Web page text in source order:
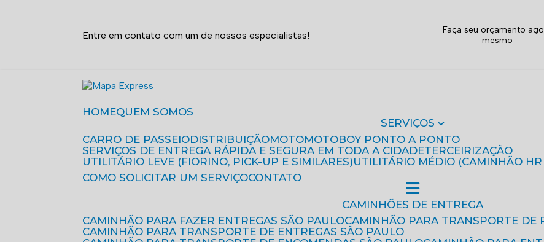
Entre em contato com um de nossos especialistas!
Faça seu orçamento
mesmo
HOME
QUEM SOMOS
SERVIÇOS
CARRO DE PASSEIO
DISTRIBUIÇÃO MOTO
MOTOBOY PONTO A PONTO
SERVIÇOS DE ENTREGA RÁPIDA E SEGURA EM TODA A CIDADE
TERCEIRIZAÇÃO
UTILITÁRIO LEVE (FIORINO, PICK-UP E SIMILARES)
UTILITÁRIO MÉDIO (CAMINHÃO
COMO SOLICITAR UM SERVIÇO CONTATO
CAMINHÕES DE ENTREGA
CAMINHÃO PARA FAZER ENTREGAS SÃO PAULO
CAMINHÃO PARA TRANSPORTE DE
CAMINHÃO PARA TRANSPORTE DE ENTREGAS SÃO PAULO